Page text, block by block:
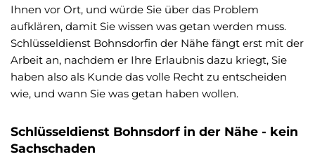
Ihnen vor Ort, und würde Sie über das Problem
aufklären, damit Sie wissen was getan werden muss.
Schlüsseldienst Bohnsdorfin der Nähe fängt erst mit der
Arbeit an, nachdem er Ihre Erlaubnis dazu kriegt, Sie
haben also als Kunde das volle Recht zu entscheiden
wie, und wann Sie was getan haben wollen.
Schlüsseldienst Bohnsdorf in der Nähe - kein
Sachschaden